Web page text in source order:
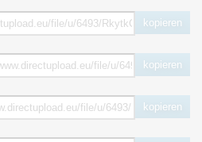
kopieren
kopieren
kopieren